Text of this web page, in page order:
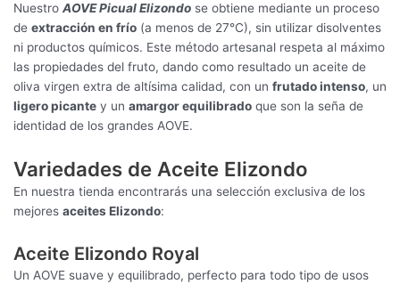
Nuestro AOVE Picual Elizondo se obtiene mediante un proceso
de extracción en frío (a menos de 27°C), sin utilizar disolventes
ni productos químicos. Este método artesanal respeta al máximo
las propiedades del fruto, dando como resultado un aceite de
oliva virgen extra de altísima calidad, con un frutado intenso, un
ligero picante y un amargor equilibrado que son la seña de
identidad de los grandes AOVE.
Variedades de Aceite Elizondo
En nuestra tienda encontrarás una selección exclusiva de los
mejores aceites Elizondo:
Aceite Elizondo Royal
Un AOVE suave y equilibrado, perfecto para todo tipo de usos